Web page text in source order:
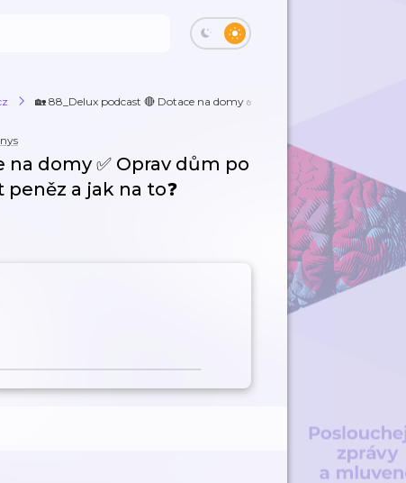
🏡 88_Delux podcast 🔴 Dotace na domy ✅ Op...
na domy ✅ Oprav dům po
a jak na to❓